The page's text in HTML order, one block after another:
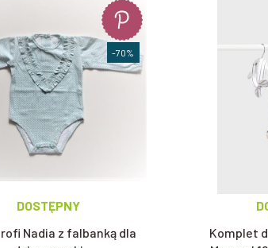
DOSTĘPNY
Nadia z falbanką dla
-70%
Komplet